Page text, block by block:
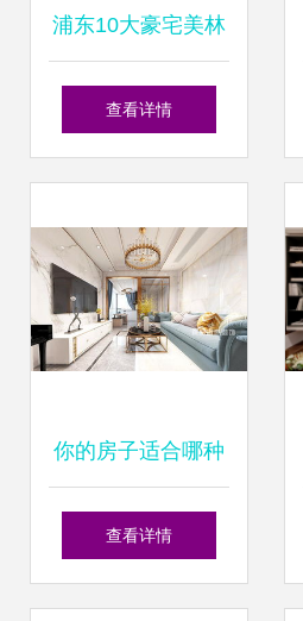
浦东10大豪宅美林
别墅二手房 五室两
Century21精品推
荐
查看详情
你的房子适合哪种
装修风格？无锡装
查看详情